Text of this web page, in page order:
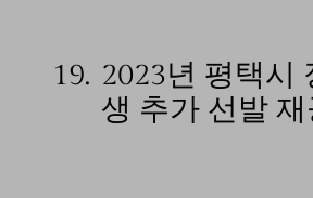
19. 2023년 평택시
생 추가 선발